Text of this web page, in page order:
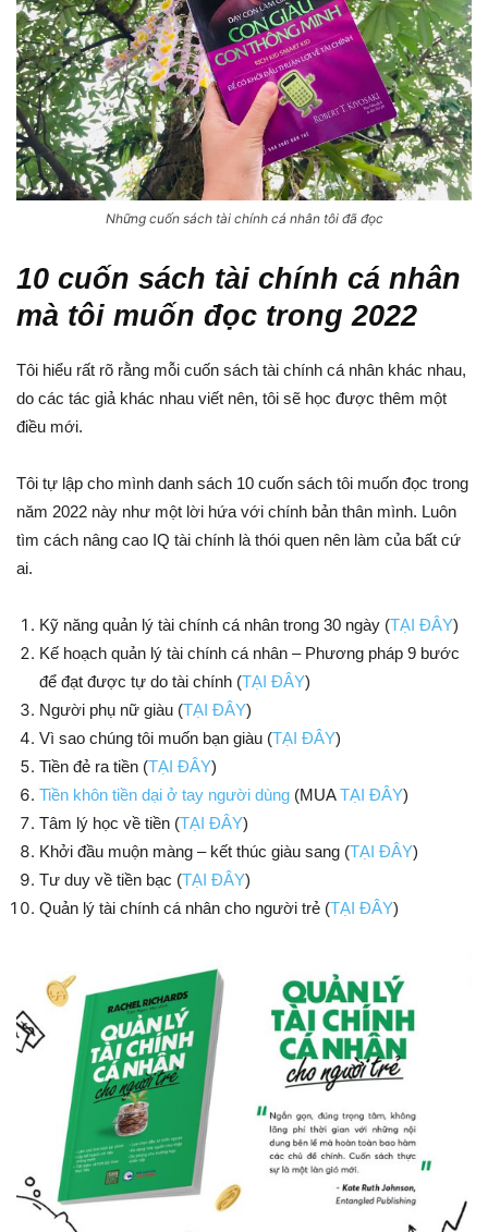
Những cuốn sách tài chính cá nhân tôi đã đọc
10 cuốn sách tài chính cá nhân
mà tôi muốn đọc trong 2022
Tôi hiểu rất rõ rằng mỗi cuốn sách tài chính cá nhân khác nhau,
do các tác giả khác nhau viết nên, tôi sẽ học được thêm một
điều mới.
Tôi tự lập cho mình danh sách 10 cuốn sách tôi muốn đọc trong
năm 2022 này như một lời hứa với chính bản thân mình. Luôn
tìm cách nâng cao IQ tài chính là thói quen nên làm của bất cứ
ai.
Kỹ năng quản lý tài chính cá nhân trong 30 ngày (TẠI ĐÂY)
Kế hoạch quản lý tài chính cá nhân – Phương pháp 9 bước
để đạt được tự do tài chính (TẠI ĐÂY)
Người phụ nữ giàu (TẠI ĐÂY)
Vì sao chúng tôi muốn bạn giàu (TẠI ĐÂY)
Tiền đẻ ra tiền (TẠI ĐÂY)
Tiền khôn tiền dại ở tay người dùng (MUATẠI ĐÂY)
Tâm lý học về tiền (TẠI ĐÂY)
Khởi đầu muộn màng – kết thúc giàu sang (TẠI ĐÂY)
Tư duy về tiền bạc (TẠI ĐÂY)
Quản lý tài chính cá nhân cho người trẻ (TẠI ĐÂY)